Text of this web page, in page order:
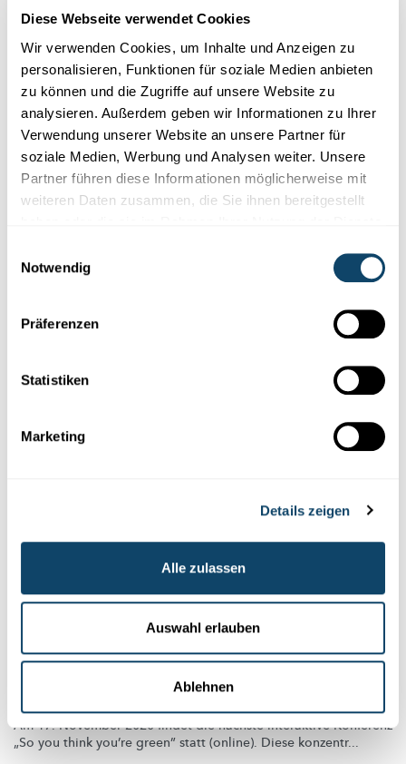
Diese Webseite verwendet Cookies
Wir verwenden Cookies, um Inhalte und Anzeigen zu
personalisieren, Funktionen für soziale Medien anbieten
zu können und die Zugriffe auf unsere Website zu
analysieren. Außerdem geben wir Informationen zu Ihrer
Verwendung unserer Website an unsere Partner für
soziale Medien, Werbung und Analysen weiter. Unsere
Partner führen diese Informationen möglicherweise mit
weiteren Daten zusammen, die Sie ihnen bereitgestellt
Notwendig
Präferenzen
Statistiken
Marketing
Details zeigen
Alle zulassen
Auswahl erlauben
Ablehnen
Vertrauen der Bevölkerung in die
Wissenschaft weiter gestiegen
Wie bewerten die Luxemburger die Rolle der Wissenschaft in
derCovid-Pandemie?
Wie hoch ist das Interesse an der
FNR
Wissenschaft in der Gesellschaft
INTERAKTIVE KONFERENZ
Wie kann man als Bürger seine
Umweltbelastung reduzieren?
Am 17. November 2020 findet die nächste interaktive Konferenz
„So you think you’re green” statt (online). Diese konzentr...